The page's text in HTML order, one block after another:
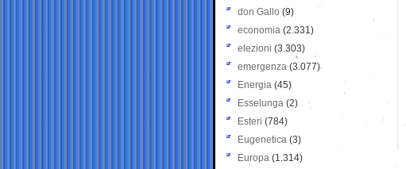
don Gallo (9)
economia (2.331)
elezioni (3.303)
emergenza (3.077)
Energia (45)
Esselunga (2)
Esteri (784)
Eugenetica (3)
Europa (1.314)